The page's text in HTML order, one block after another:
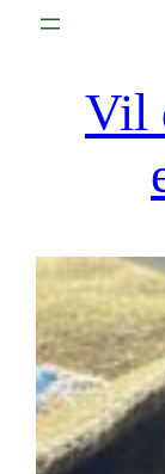
Spring
indholdVil